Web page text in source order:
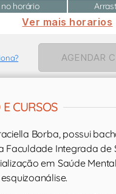
horário
Ver mais horarios
AGENDAR
CURSOS
Borba, possui
Faculdade Integrada de
em Saúde